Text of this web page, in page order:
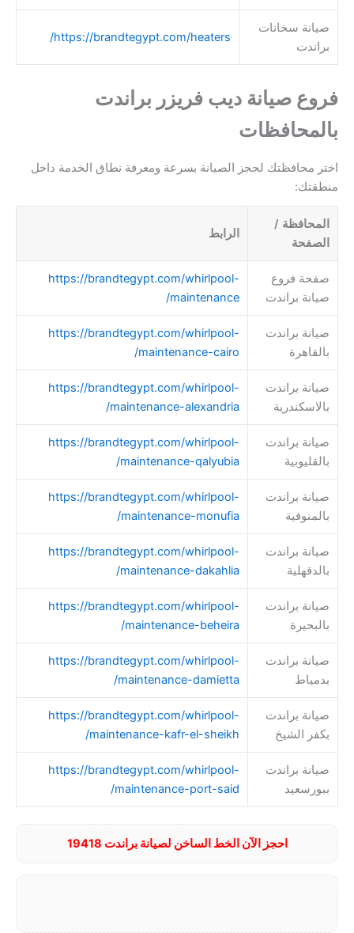
صيانة سخانات
براندت
https://brandtegypt.com/heaters/
فروع صيانة ديب فريزر براندت
بالمحافظات
اختر محافظتك لحجز الصيانة بسرعة ومعرفة نطاق الخدمة داخل
منطقتك:
المحافظة /
الصفحة
الرابط
صفحة فروع
صيانة براندت
https://brandtegypt.com/whirlpool-
maintenance/
صيانة براندت
بالقاهرة
https://brandtegypt.com/whirlpool-
maintenance-cairo/
صيانة براندت
بالاسكندرية
https://brandtegypt.com/whirlpool-
maintenance-alexandria/
صيانة براندت
بالقليوبية
https://brandtegypt.com/whirlpool-
maintenance-qalyubia/
صيانة براندت
بالمنوفية
https://brandtegypt.com/whirlpool-
maintenance-monufia/
صيانة براندت
بالدقهلية
https://brandtegypt.com/whirlpool-
maintenance-dakahlia/
صيانة براندت
بالبحيرة
https://brandtegypt.com/whirlpool-
maintenance-beheira/
صيانة براندت
بدمياط
https://brandtegypt.com/whirlpool-
maintenance-damietta/
صيانة براندت
بكفر الشيخ
https://brandtegypt.com/whirlpool-
maintenance-kafr-el-sheikh/
صيانة براندت
ببورسعيد
https://brandtegypt.com/whirlpool-
maintenance-port-said/
احجز الآن الخط الساخن لصيانة براندت 19418